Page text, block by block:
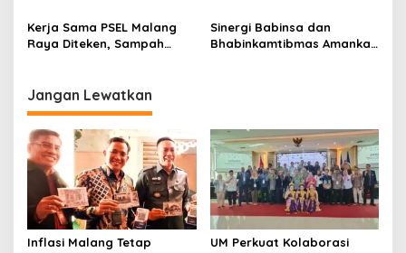
t
o
n
Kawasan Rampal
di Klojen
Kerja Sama PSEL Malang
Raya Diteken, Sampah
Sinergi Babinsa dan
Bhabinkamtibmas Amankan
Jangan Lewatkan
Inflasi Malang Tetap
UM Perkuat Kolaborasi